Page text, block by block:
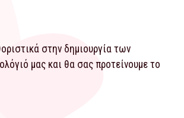
στην δημιουργία των
μας και θα σας προτείνουμε το